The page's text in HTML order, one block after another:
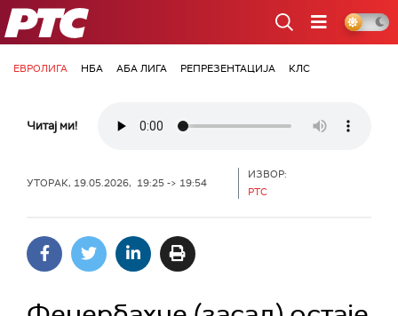
РТС
ЕВРОЛИГА НБА АБА ЛИГА РЕПРЕЗЕНТАЦИЈА КЛС
Читај ми!
УТОРАК, 19.05.2026, 19:25 -> 19:54
ИЗВОР:
РТС